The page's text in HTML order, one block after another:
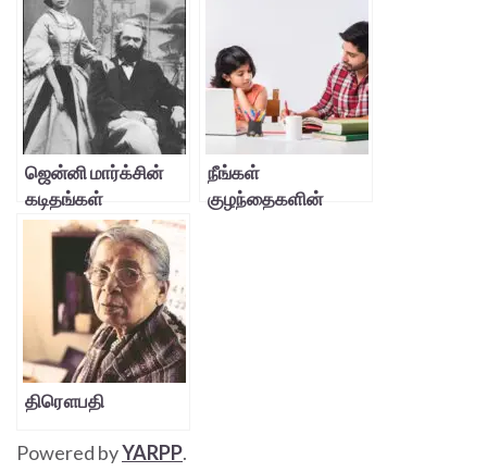
ஜென்னி மார்க்சின்
கடிதங்கள்
நீங்கள்
குழந்தைகளின்
திரௌபதி
Powered byYARPP.